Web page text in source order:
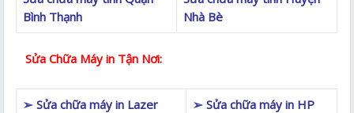
Bình Thạnh
Nhà Bè
Sửa Chữa Máy in Tận Nơi:
➢ Sửa chữa máy in Lazer
➢ Sửa chữa máy in HP